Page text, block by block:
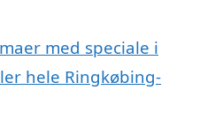
med speciale i
hele Ringkøbing-